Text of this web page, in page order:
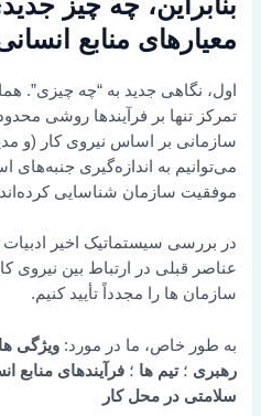
معیارهای منابع
اول، نگاهی جدید به “چه چیزی”.
تمرکز تنها بر فرآیندها روشی
سازمانی بر اساس نیروی کار (و
می‌توانیم به اندازه‌گیری جنبه‌های
موفقیت سازمان شناسایی
در بررسی سیستماتیک اخیر ادبیات
عناصر قبلی در ارتباط بین نیروی
سازمان ها را مجدداً تأیید کنیم.
به طور خاص، ما در مورد:ویژگی
رهبری ؛تیم ها ؛فرآیندهای منابع
سلامتی در محل کار